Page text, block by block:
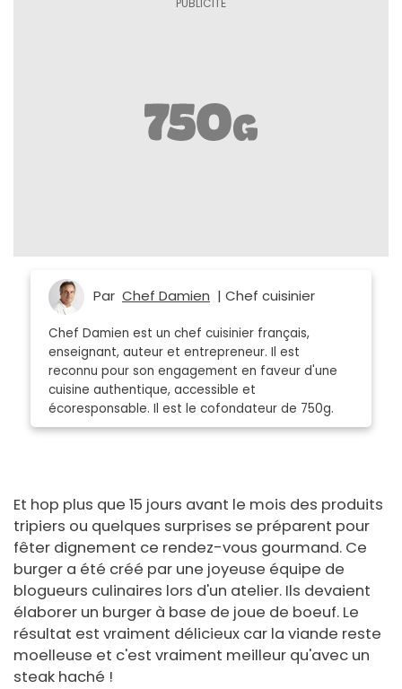
Par Chef Damien | Chef cuisinier
Chef Damien est un chef cuisinier français,
enseignant, auteur et entrepreneur. Il est
reconnu pour son engagement en faveur d'une
cuisine authentique, accessible et
écoresponsable. Il est le cofondateur de 750g.
Et hop plus que 15 jours avant le mois des produits
tripiers ou quelques surprises se préparent pour
fêter dignement ce rendez-vous gourmand. Ce
burger a été créé par une joyeuse équipe de
blogueurs culinaires lors d'un atelier. Ils devaient
élaborer un burger à base de joue de boeuf. Le
résultat est vraiment délicieux car la viande reste
moelleuse et c'est vraiment meilleur qu'avec un
steak haché !